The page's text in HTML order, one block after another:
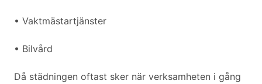
• Vaktmästartjänster
• Bilvård
Då städningen oftast sker när verksamheten i gång